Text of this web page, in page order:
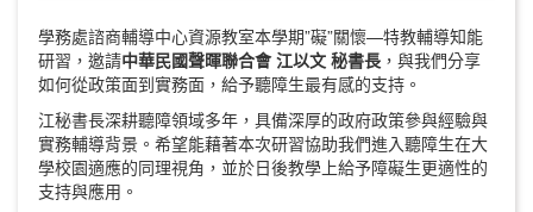
學務處諮商輔導中心資源教室本學期”礙”關懷—特教輔導知能
研習，邀請中華民國聲暉聯合會 江以文 秘書長，與我們分享
如何從政策面到實務面，給予聽障生最有感的支持。
江秘書長深耕聽障領域多年，具備深厚的政府政策參與經驗與
實務輔導背景。希望能藉著本次研習協助我們進入聽障生在大
學校園適應的同理視角，並於日後教學上給予障礙生更適性的
支持與應用。